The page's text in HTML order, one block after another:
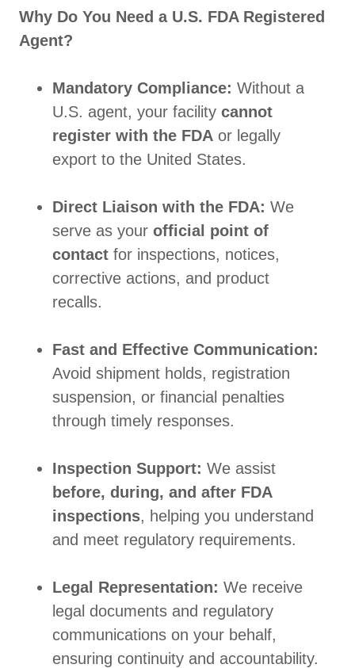
Why Do You Need a U.S. FDA Registered
Agent?
Mandatory Compliance: Without a
U.S. agent, your facility cannot
register with the FDA or legally
export to the United States.
Direct Liaison with the FDA: We
serve as your official point of
contact for inspections, notices,
corrective actions, and product
recalls.
Fast and Effective Communication:
Avoid shipment holds, registration
suspension, or financial penalties
through timely responses.
Inspection Support: We assist
before, during, and after FDA
inspections, helping you understand
and meet regulatory requirements.
Legal Representation: We receive
legal documents and regulatory
communications on your behalf,
ensuring continuity and accountability.